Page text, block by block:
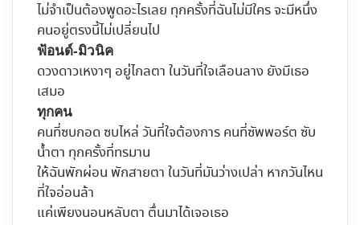
ไม่จำเป็นต้องพูดอะไรเลย ทุกครั้งที่ฉันไม่มีใคร จะมีหนึ่ง
คนอยู่ตรงนี้ไม่เปลี่ยนไป
ฟ้อนด์-มิวนิค
ดวงดาวเหงาๆ อยู่ไกลตา ในวันที่ใจเลือนลาง ยังมีเธอ
เสมอ
ทุกคน
คนที่ซบกอด ซบไหล่ วันที่ใจต้องการ คนที่ซัพพอร์ต ซับ
น้ำตา ทุกครั้งที่ทรมาน
ให้ฉันพักผ่อน พักสายตา ในวันที่มันว่างเปล่า หากวันไหน
ที่ใจอ่อนล้า
แค่เพียงนอนหลับตา ตื่นมาได้เจอเธอ